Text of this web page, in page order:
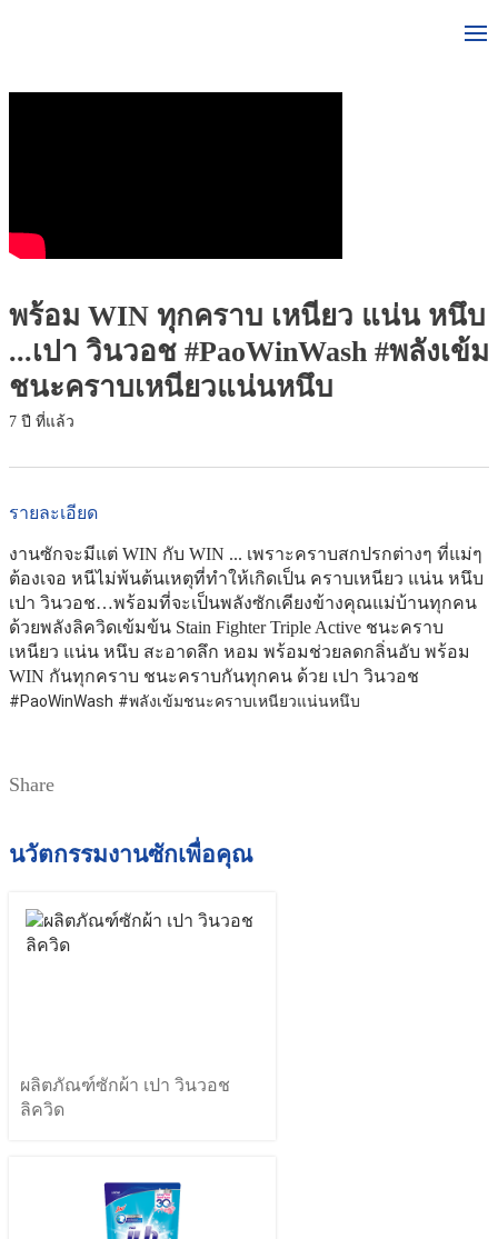
พร้อม WIN ทุกคราบ เหนียว แน่น หนึบ
...เปา วินวอช #PaoWinWash #พลังเข้ม
ชนะคราบเหนียวแน่นหนึบ
7 ปี ที่แล้ว
รายละเอียด
งานซักจะมีแต่ WIN กับ WIN ... เพราะคราบสกปรกต่างๆ ที่แม่ๆ
ต้องเจอ หนีไม่พ้นต้นเหตุที่ทำให้เกิดเป็น คราบเหนียว แน่น หนึบ
เปา วินวอช…พร้อมที่จะเป็นพลังซักเคียงข้างคุณแม่บ้านทุกคน
ด้วยพลังลิควิดเข้มข้น Stain Fighter Triple Active ชนะคราบ
เหนียว แน่น หนึบ สะอาดลึก หอม พร้อมช่วยลดกลิ่นอับ พร้อม
WIN กันทุกคราบ ชนะคราบกันทุกคน ด้วย เปา วินวอช
#PaoWinWash #พลังเข้มชนะคราบเหนียวแน่นหนึบ
Share
นวัตกรรมงานซักเพื่อคุณ
ผลิตภัณฑ์ซักผ้า เปา วินวอช
ลิควิด